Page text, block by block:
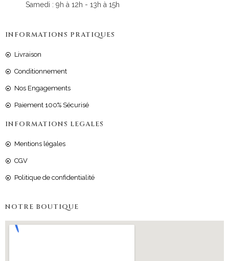
Samedi : 9h à 12h - 13h à 15h
INFORMATIONS PRATIQUES
Livraison
Conditionnement
Nos Engagements
Paiement 100% Sécurisé
INFORMATIONS LEGALES
Mentions légales
CGV
Politique de confidentialité
NOTRE BOUTIQUE